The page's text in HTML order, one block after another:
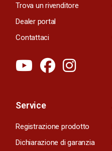
Trova un rivenditore
Dealer portal
Contattaci
Service
Registrazione prodotto
Dichiarazione di garanzia